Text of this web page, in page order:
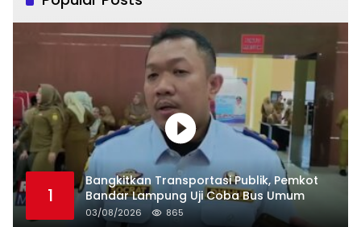
1
Bangkitkan Transportasi Publik, Pemkot
Bandar Lampung Uji Coba Bus Umum
03/08/2026 865